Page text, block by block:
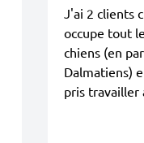
J'ai 2 clients
occupe tout
chiens (en
Dalmatiens)
pris travailler